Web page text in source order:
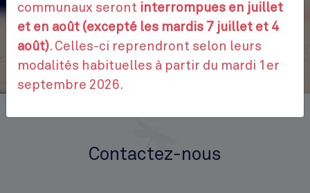
Contactez-nous
communaux seront interrompues en juillet
et en août (excepté les mardis 7 juillet et 4
août). Celles-ci reprendront selon leurs
modalités habituelles à partir du mardi 1er
septembre 2026.